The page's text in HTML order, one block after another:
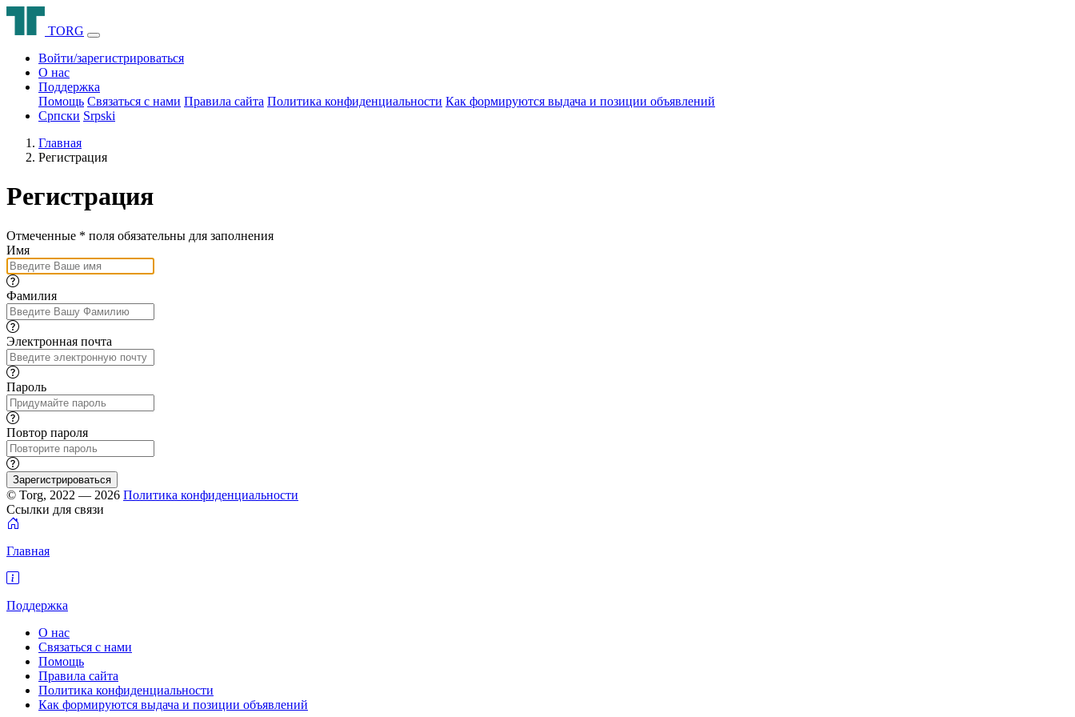
TORG
Войти/зарегистрироваться
О нас
Поддержка
Помощь Связаться с нами Правила сайта Политика конфиденциальности Как формируются выдача и позиции объявлений
Српски Srpski
Главная
Регистрация
Регистрация
Отмеченные * поля обязательны для заполнения
Имя
Фамилия
Электронная почта
Пароль
Повтор пароля
Зарегистрироваться
© Torg, 2022 — 2026 Политика конфиденциальности
Ссылки для связи
Главная
Поддержка
О нас
Связаться с нами
Помощь
Правила сайта
Политика конфиденциальности
Как формируются выдача и позиции объявлений